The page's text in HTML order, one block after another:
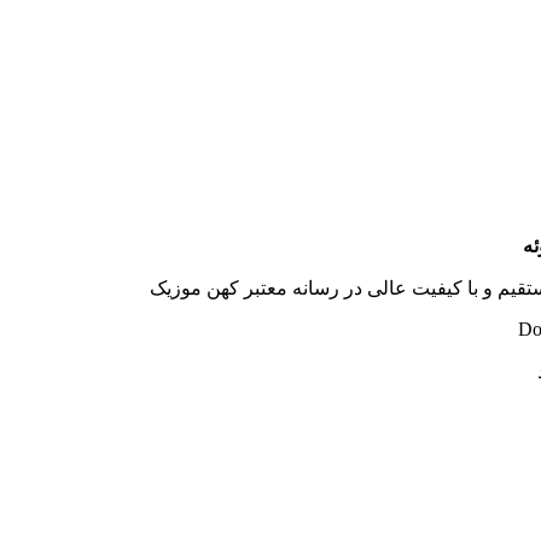
و با کیفیت عالی در رسانه معتبر کهن موزیک